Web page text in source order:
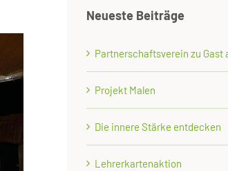
Neueste Beiträge
Partnerschaftsverein zu Gast
Projekt Malen
Die innere Stärke entdecken
Lehrerkartenaktion